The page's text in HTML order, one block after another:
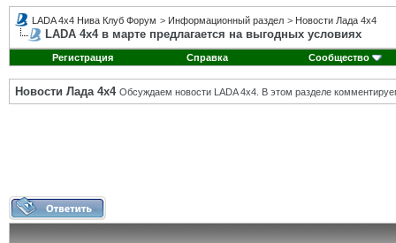
LADA 4x4 Нива Клуб Форум > Информационный раздел > Новости Лада 4х4
LADA 4х4 в марте предлагается на выгодных условиях
Регистрация Справка Сообщество
Новости Лада 4х4 Обсуждаем новости LADA 4x4. В этом разделе